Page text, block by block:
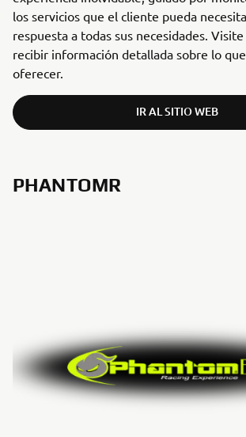
los servicios que el cliente pueda
respuesta a todas sus necesidades.
recibir información detallada sobre lo
oferecer.
IR AL SITIO WEB
PHANTOMR